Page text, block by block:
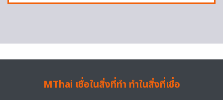
MThai เชื่อในสิ่งที่ทำ ทำในสิ่งที่เชื่อ